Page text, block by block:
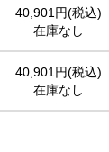
40,901円(税込)
在庫なし
40,901円(税込)
在庫なし